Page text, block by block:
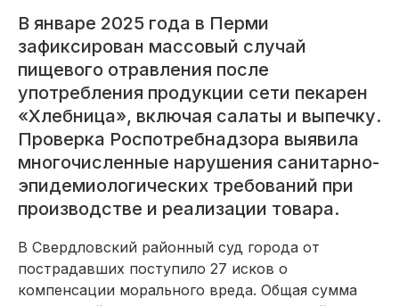
В январе 2025 года в Перми
зафиксирован массовый случай
пищевого отравления после
употребления продукции сети пекарен
«Хлебница», включая салаты и выпечку.
Проверка Роспотребнадзора выявила
многочисленные нарушения санитарно-
эпидемиологических требований при
производстве и реализации товара.
В Свердловский районный суд города от
пострадавших поступило 27 исков о
компенсации морального вреда. Общая сумма